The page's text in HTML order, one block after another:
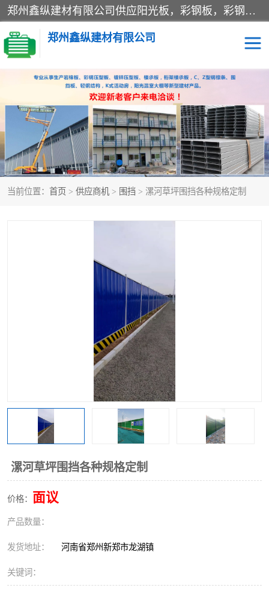
郑州鑫纵建材有限公司供应阳光板，彩钢板，彩钢钢构工程是一家集生产销售租赁安装于一体的企业，主要生产PC采光板，耐力板，仿古琉璃采光板，岩棉板、彩钢压型板、镀锌压型板、桁架楼承板，C、Z型钢檩条、围挡板、轻钢结构，阳光温室大棚等新型建材产品。公司旗下有多台移动式高空压瓦机租赁，承接全国各地业务，专业对外租赁各种型号压瓦机。
郑州鑫纵建材有限公司
当前位置： 首页 > 供应商机 > 围挡 > 漯河草坪围挡各种规格定制
漯河草坪围挡各种规格定制
价格： 面议
产品数量：
发货地址： 河南省郑州新郑市龙湖镇
关键词：
高空瓦机租赁 ASA合成树脂仿古瓦
CZ型钢 FRP采光板
PC多层板 PC耐力板
建筑围挡 楼层板
压型彩钢板
彩钢板
生产加工单板复合围挡 市